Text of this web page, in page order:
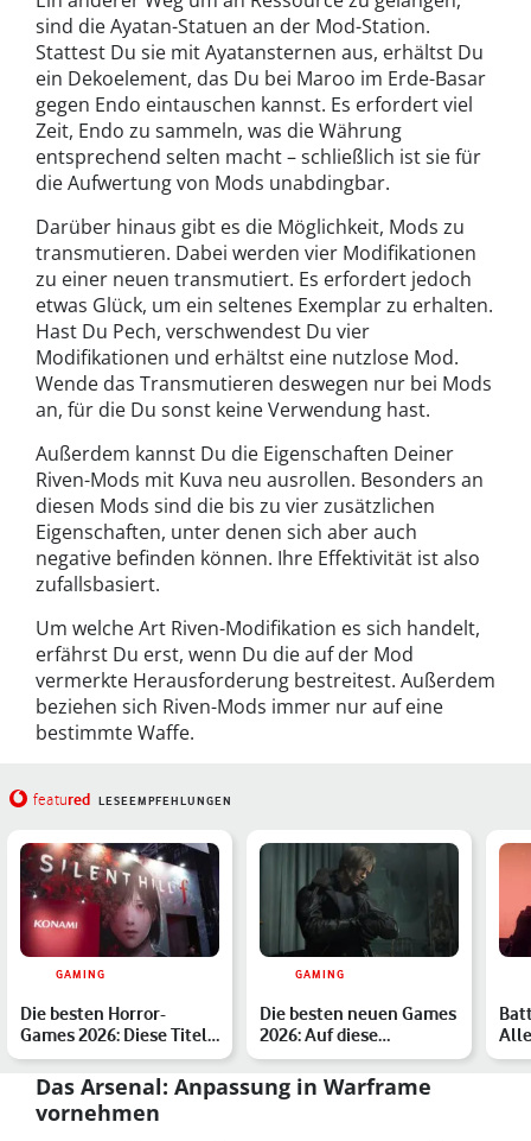
sind die Ayatan-Statuen an der Mod-Station.
Stattest Du sie mit Ayatansternen aus, erhältst Du
ein Dekoelement, das Du bei Maroo im Erde-Basar
gegen Endo eintauschen kannst. Es erfordert viel
Zeit, Endo zu sammeln, was die Währung
entsprechend selten macht – schließlich ist sie für
die Aufwertung von Mods unabdingbar.
Darüber hinaus gibt es die Möglichkeit, Mods zu
transmutieren. Dabei werden vier Modifikationen
zu einer neuen transmutiert. Es erfordert jedoch
etwas Glück, um ein seltenes Exemplar zu erhalten.
Hast Du Pech, verschwendest Du vier
Modifikationen und erhältst eine nutzlose Mod.
Wende das Transmutieren deswegen nur bei Mods
an, für die Du sonst keine Verwendung hast.
Außerdem kannst Du die Eigenschaften Deiner
Riven-Mods mit Kuva neu ausrollen. Besonders an
diesen Mods sind die bis zu vier zusätzlichen
Eigenschaften, unter denen sich aber auch
negative befinden können. Ihre Effektivität ist also
zufallsbasiert.
Um welche Art Riven-Modifikation es sich handelt,
erfährst Du erst, wenn Du die auf der Mod
vermerkte Herausforderung bestreitest. Außerdem
beziehen sich Riven-Mods immer nur auf eine
bestimmte Waffe.
featured LESEEMPFEHLUNGEN
GAMING
Die besten Horror-
Games 2026: Diese Titel
musst Du kennen
GAMING
Die besten neuen Games
2026: Auf diese
Highlights sind wir
besond…
Das Arsenal: Anpassung in Warframe
vornehmen